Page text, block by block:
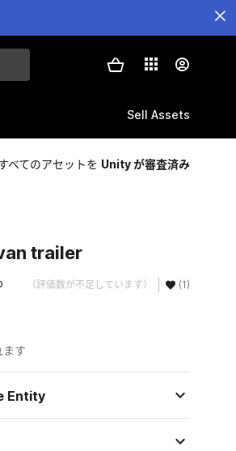
Sell Assets
べてのアセットを Unity が審査済み
trailer
（評価数が不足しています） (1)
ます
Entity